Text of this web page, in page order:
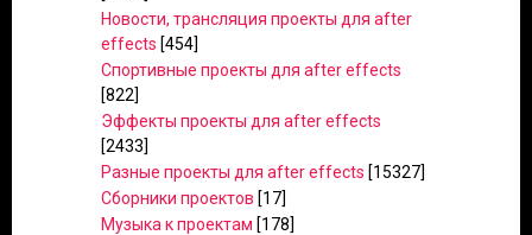
Новости, трансляция проекты для after
effects [454]
Спортивные проекты для after effects
[822]
Эффекты проекты для after effects
[2433]
Разные проекты для after effects [15327]
Сборники проектов [17]
Музыка к проектам [178]